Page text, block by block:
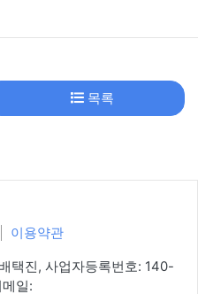
목록
이용약관
택진, 사업자등록번호: 140-
일: